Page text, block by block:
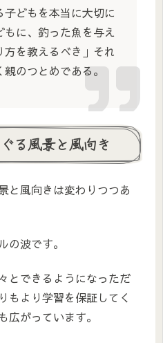
子どもを本当に大切に
もに、釣った魚を与え
方を教えるべき」それ
親のつとめである。
る風景と風向き
と風向きは変わりつつあ
の波です。
とできるようになっただ
もより学習を保証してく
広がっています。